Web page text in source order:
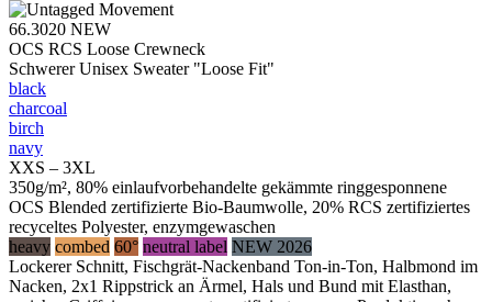
66.3020 NEW
OCS RCS Loose Crewneck
Schwerer Unisex Sweater "Loose Fit"
black
charcoal
birch
navy
XXS – 3XL
350g/m², 80% einlaufvorbehandelte gekämmte ringgesponnene
OCS Blended zertifizierte Bio-Baumwolle, 20% RCS zertifiziertes
recyceltes Polyester, enzymgewaschen
heavy combed 60° neutral label NEW 2026
Lockerer Schnitt, Fischgrät-Nackenband Ton-in-Ton, Halbmond im
Nacken, 2x1 Rippstrick an Ärmel, Hals und Bund mit Elasthan,